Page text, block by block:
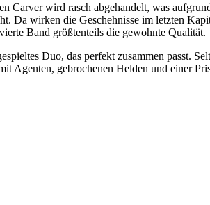
Carver wird rasch abgehandelt, was
Da wirken die Geschehnisse im letzten
Band größtenteils die gewohnte Qualität.
Duo, das perfekt zusammen passt.
Agenten, gebrochenen Helden und einer